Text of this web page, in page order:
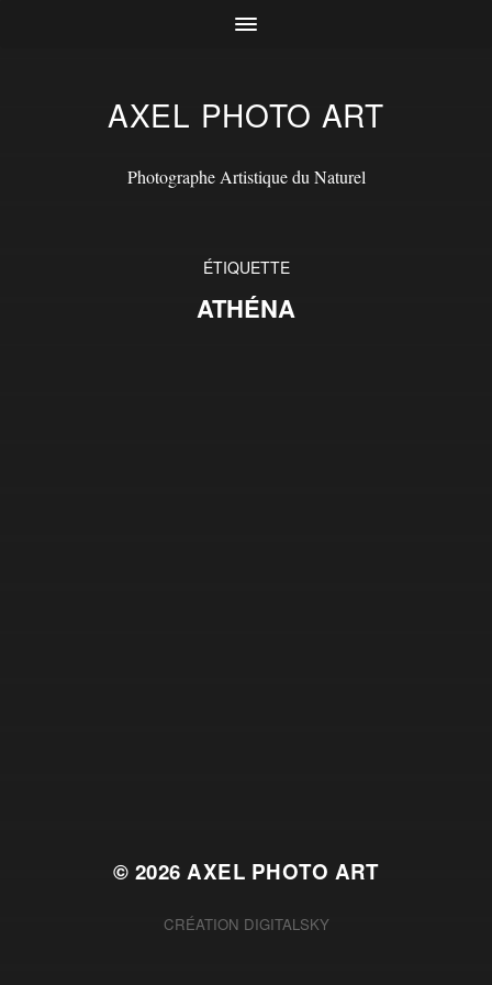
AXEL PHOTO ART
Photographe Artistique du Naturel
ÉTIQUETTE
ATHÉNA
© 2026AXEL PHOTO ART
CRÉATION DIGITALSKY